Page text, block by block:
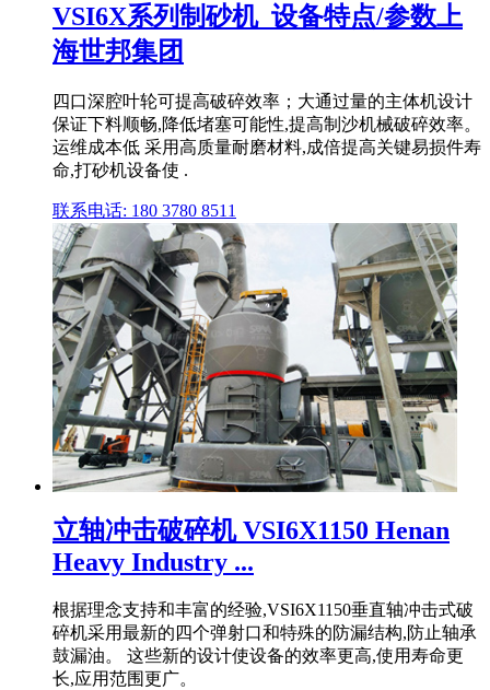
VSI6X系列制砂机_设备特点/参数上
海世邦集团
四口深腔叶轮可提高破碎效率；大通过量的主体机设计
保证下料顺畅,降低堵塞可能性,提高制沙机械破碎效率。
运维成本低 采用高质量耐磨材料,成倍提高关键易损件寿
命,打砂机设备使 .
联系电话: 180 3780 8511
立轴冲击破碎机 VSI6X1150 Henan
Heavy Industry ...
根据理念支持和丰富的经验,VSI6X1150垂直轴冲击式破
碎机采用最新的四个弹射口和特殊的防漏结构,防止轴承
鼓漏油。 这些新的设计使设备的效率更高,使用寿命更
长,应用范围更广。